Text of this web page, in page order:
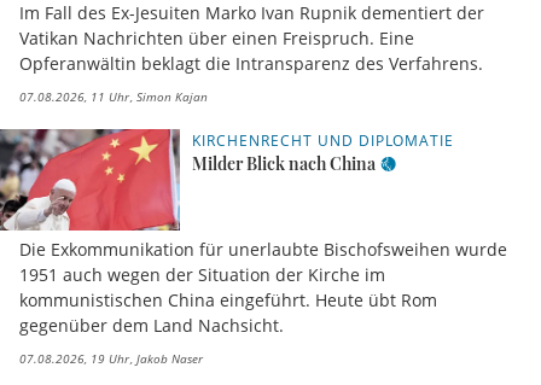
Im Fall des Ex-Jesuiten Marko Ivan Rupnik dementiert der
Vatikan Nachrichten über einen Freispruch. Eine
Opferanwältin beklagt die Intransparenz des Verfahrens.
07.08.2026, 11 Uhr Simon Kajan
KIRCHENRECHT UND DIPLOMATIE
Milder Blick nach China
Die Exkommunikation für unerlaubte Bischofsweihen wurde
1951 auch wegen der Situation der Kirche im
kommunistischen China eingeführt. Heute übt Rom
gegenüber dem Land Nachsicht.
07.08.2026, 19 Uhr Jakob Naser